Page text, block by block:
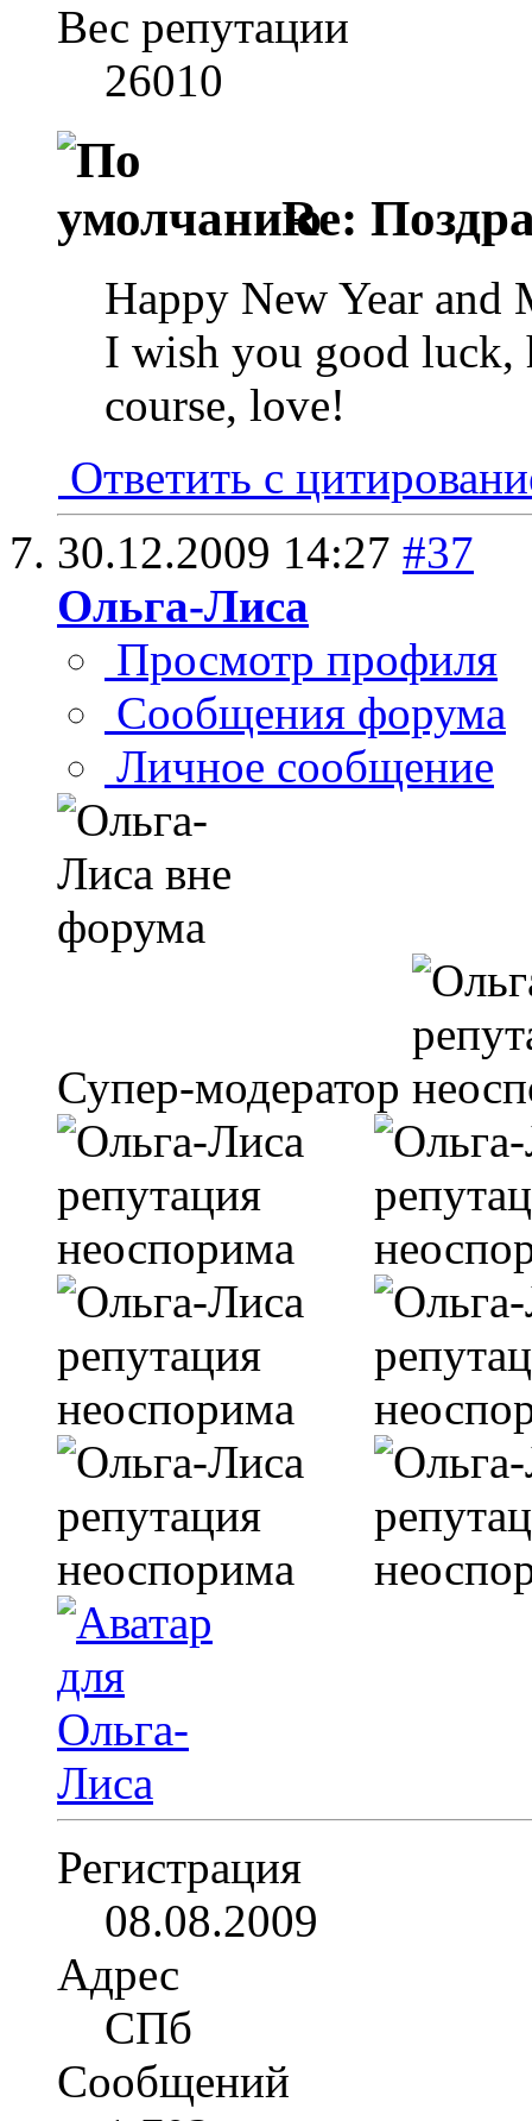
Вес репутации
26010
Re:
Happy New Year and
I wish you good luck,
course, love!
Ответить с
30.12.2009 14:27 #37
Ольга-Лиса
Просмотр профиля
Сообщения форума
Личное сообщение
Супер-модератор
Регистрация
08.08.2009
Адрес
СПб
Сообщений